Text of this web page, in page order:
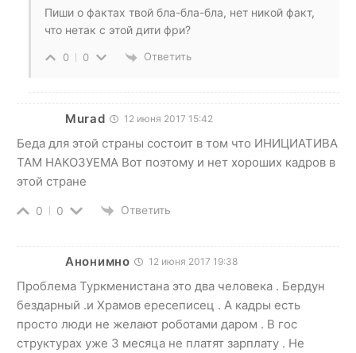
Пиши о фактах твой бла-бла-бла, нет никой факт,
что нетак с этой дити фри?
0 0 Ответить
Murad 12 июня 2017 15:42
Беда для этой страны состоит в том что ИНИЦИАТИВА
ТАМ НАКОЗУЕМА Вот поэтому и нет хороших кадров в
этой стране
0 0 Ответить
Анонимно 12 июня 2017 19:38
Проблема Туркменистана это два человека . Бердун
бездарный .и Храмов ересеписец . А кадры есть
просто люди не желают роботами даром . В гос
структурах уже 3 месяца не платят зарплату . Не